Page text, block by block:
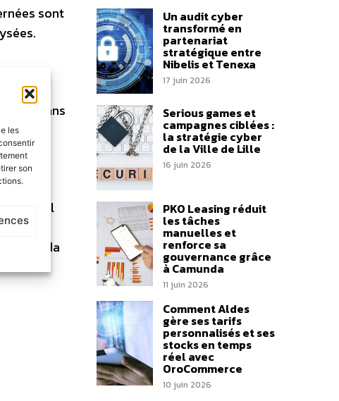
les
son
sont
dans
En
un tel
Un audit cyber
transformé en
partenariat
stratégique entre
Nibelis et Tenexa
17 juin 2026
Serious games et
campagnes ciblées :
la stratégie cyber
de la Ville de Lille
16 juin 2026
PKO Leasing réduit
les tâches
manuelles et
renforce sa
gouvernance grâce
à Camunda
11 juin 2026
Comment Aldes
gère ses tarifs
personnalisés et ses
stocks en temps
réel avec
OroCommerce
10 juin 2026